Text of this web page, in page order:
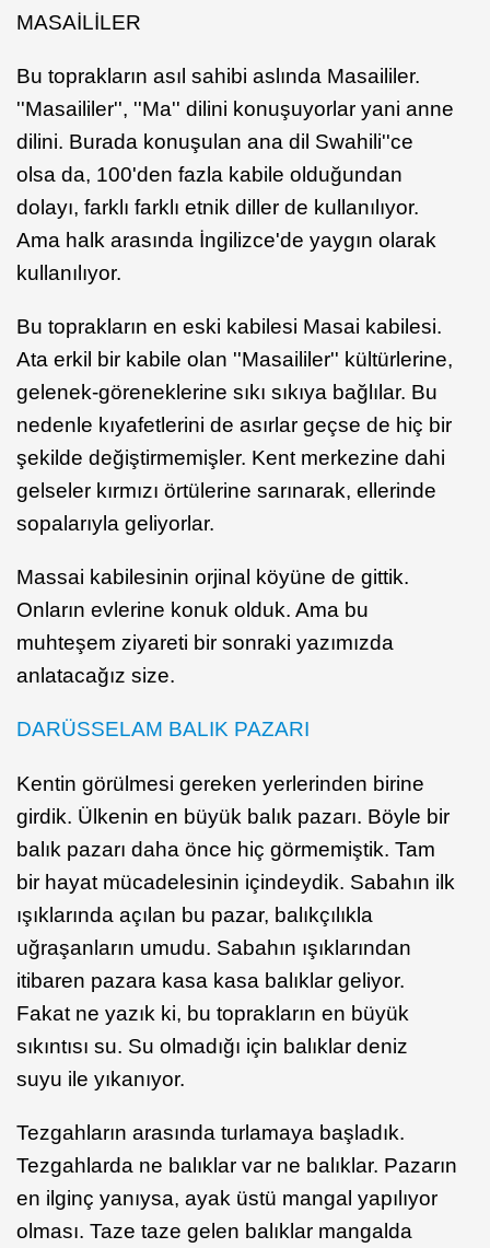
MASAİLİLER
Bu toprakların asıl sahibi aslında Masaililer.
''Masaililer'', ''Ma'' dilini konuşuyorlar yani anne
dilini. Burada konuşulan ana dil Swahili''ce
olsa da, 100'den fazla kabile olduğundan
dolayı, farklı farklı etnik diller de kullanılıyor.
Ama halk arasında İngilizce'de yaygın olarak
kullanılıyor.
Bu toprakların en eski kabilesi Masai kabilesi.
Ata erkil bir kabile olan ''Masaililer'' kültürlerine,
gelenek-göreneklerine sıkı sıkıya bağlılar. Bu
nedenle kıyafetlerini de asırlar geçse de hiç bir
şekilde değiştirmemişler. Kent merkezine dahi
gelseler kırmızı örtülerine sarınarak, ellerinde
sopalarıyla geliyorlar.
Massai kabilesinin orjinal köyüne de gittik.
Onların evlerine konuk olduk. Ama bu
muhteşem ziyareti bir sonraki yazımızda
anlatacağız size.
DARÜSSELAM BALIK PAZARI
Kentin görülmesi gereken yerlerinden birine
girdik. Ülkenin en büyük balık pazarı. Böyle bir
balık pazarı daha önce hiç görmemiştik. Tam
bir hayat mücadelesinin içindeydik. Sabahın ilk
ışıklarında açılan bu pazar, balıkçılıkla
uğraşanların umudu. Sabahın ışıklarından
itibaren pazara kasa kasa balıklar geliyor.
Fakat ne yazık ki, bu toprakların en büyük
sıkıntısı su. Su olmadığı için balıklar deniz
suyu ile yıkanıyor.
Tezgahların arasında turlamaya başladık.
Tezgahlarda ne balıklar var ne balıklar. Pazarın
en ilginç yanıysa, ayak üstü mangal yapılıyor
olması. Taze taze gelen balıklar mangalda